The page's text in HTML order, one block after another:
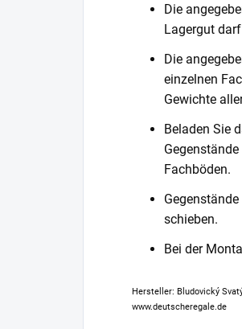
Die
Lagergut
Die
einzelnen
Gewichte
Beladen Sie
Fachböden.
schieben.
Bei der
Hersteller: Bludovický
www.deutscheregale.de